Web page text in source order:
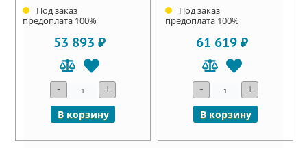
Под заказ
предоплата 100%
53 893 ₽
- +
В корзину
Под заказ
предоплата 100%
61 619 ₽
- +
В корзину